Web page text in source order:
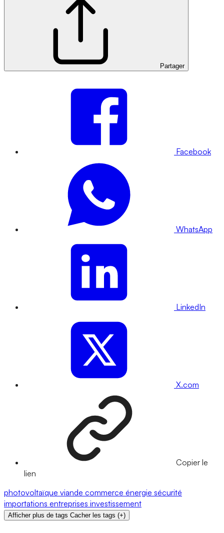
Partager
Facebook
WhatsApp
LinkedIn
X.com
Copier le
lien
photovoltaïque viande commerce énergie sécurité
importations entreprises investissement
Afficher plus de tags Cacher les tags (+)